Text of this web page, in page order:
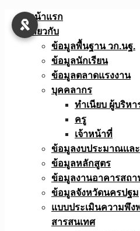
Skip
หน้าแรก
เกี่ยวกับ
ข้อมูลพื้นฐาน วก.นฐ.
ข้อมูลนักเรียน
ข้อมูลตลาดแรงงาน
บุคคลากร
ทำเนียบ ผู้บริหา
ครู
เจ้าหน้าที่
ข้อมูลงบประมาณเเล
ข้อมูลหลักสูตร
ข้อมูลงานอาคารสถ
ข้อมูลจังหวัดนครปฐม
แบบประเมินความพึง
สารสนเทศ